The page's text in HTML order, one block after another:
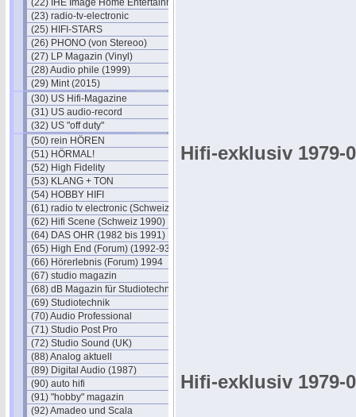
(22) IHE Image Home Entertainment
(23) radio-tv-electronic
(25) HIFI-STARS
(26) PHONO (von Stereoo)
(27) LP Magazin (Vinyl)
(28) Audio phile (1999)
(29) Mint (2015)
(30) US Hifi-Magazine
(31) US audio-record
(32) US "off duty"
(50) rein HÖREN
(51) HÖRMAL!
(52) High Fidelity
(53) KLANG + TON
(54) HOBBY HIFI
(61) radio tv electronic (Schweiz)
(62) Hifi Scene (Schweiz 1990)
(64) DAS OHR (1982 bis 1991)
(65) High End (Forum) (1992-93)
(66) Hörerlebnis (Forum) 1994
(67) studio magazin
(68) dB Magazin für Studiotechnik
(69) Studiotechnik
(70) Audio Professional
(71) Studio Post Pro
(72) Studio Sound (UK)
(88) Analog aktuell
(89) Digital Audio (1987)
(90) auto hifi
(91) "hobby" magazin
(92) Amadeo und Scala
Hifi-exklusiv 1979-
Hifi-exklusiv 1979-